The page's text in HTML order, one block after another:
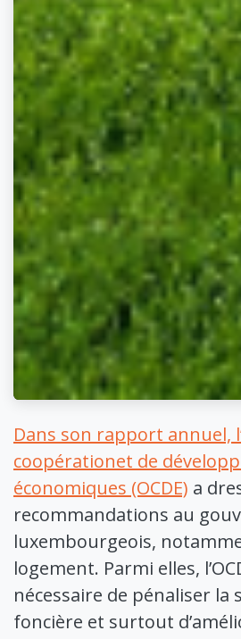
Dans son rapport annuel,
coopérationet de
économiques (OCDE) a
recommandations au
luxembourgeois,
logement. Parmi elles,
nécessaire de pénaliser la
foncière et surtout